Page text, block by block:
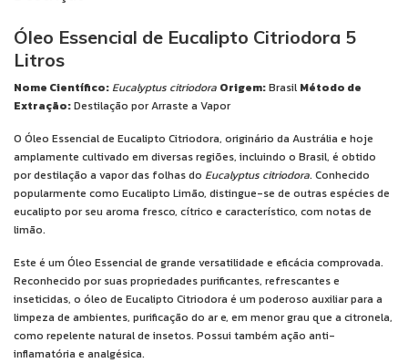
Óleo Essencial de Eucalipto Citriodora 5
Litros
Nome Científico:Eucalyptus citriodora Origem:Brasil Método de
Extração:Destilação por Arraste a Vapor
O Óleo Essencial de Eucalipto Citriodora, originário da Austrália e hoje
amplamente cultivado em diversas regiões, incluindo o Brasil, é obtido
por destilação a vapor das folhas do Eucalyptus citriodora. Conhecido
popularmente como Eucalipto Limão, distingue-se de outras espécies de
eucalipto por seu aroma fresco, cítrico e característico, com notas de
limão.
Este é um Óleo Essencial de grande versatilidade e eficácia comprovada.
Reconhecido por suas propriedades purificantes, refrescantes e
inseticidas, o óleo de Eucalipto Citriodora é um poderoso auxiliar para a
limpeza de ambientes, purificação do ar e, em menor grau que a citronela,
como repelente natural de insetos. Possui também ação anti-
inflamatória e analgésica.